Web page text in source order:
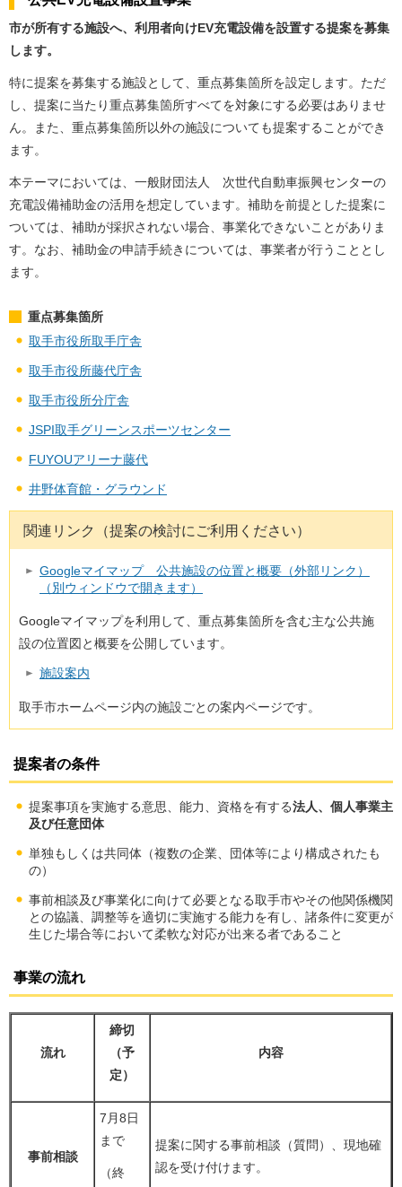
市が所有する施設へ、利用者向けEV充電設備を設置する提案を募集
します。
特に提案を募集する施設として、重点募集箇所を設定します。ただ
し、提案に当たり重点募集箇所すべてを対象にする必要はありませ
ん。また、重点募集箇所以外の施設についても提案することができ
ます。
本テーマにおいては、一般財団法人 次世代自動車振興センターの
充電設備補助金の活用を想定しています。補助を前提とした提案に
ついては、補助が採択されない場合、事業化できないことがありま
す。なお、補助金の申請手続きについては、事業者が行うこととし
ます。
重点募集箇所
取手市役所取手庁舎
取手市役所藤代庁舎
取手市役所分庁舎
JSPI取手グリーンスポーツセンター
FUYOUアリーナ藤代
井野体育館・グラウンド
関連リンク（提案の検討にご利用ください）
Googleマイマップ 公共施設の位置と概要（外部リンク）
（別ウィンドウで開きます）
Googleマイマップを利用して、重点募集箇所を含む主な公共施
設の位置図と概要を公開しています。
施設案内
取手市ホームページ内の施設ごとの案内ページです。
提案者の条件
提案事項を実施する意思、能力、資格を有する法人、個人事業主
及び任意団体
単独もしくは共同体（複数の企業、団体等により構成されたも
の）
事前相談及び事業化に向けて必要となる取手市やその他関係機関
との協議、調整等を適切に実施する能力を有し、諸条件に変更が
生じた場合等において柔軟な対応が出来る者であること
事業の流れ
流れ
締切
（予
定）
内容
事前相談
7月8日
まで
（終
提案に関する事前相談（質問）、現地確
認を受け付けます。